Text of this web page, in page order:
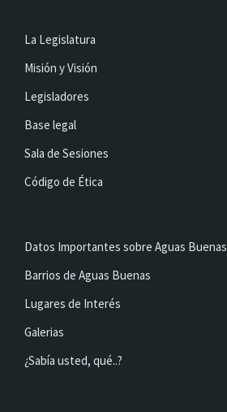
La Legislatura
Misión y Visión
Legisladores
Base legal
Sala de Sesiones
Código de Ética
Datos Importantes sobre Aguas Buenas
Barrios de Aguas Buenas
Lugares de Interés
Galerias
¿Sabía usted, qué..?